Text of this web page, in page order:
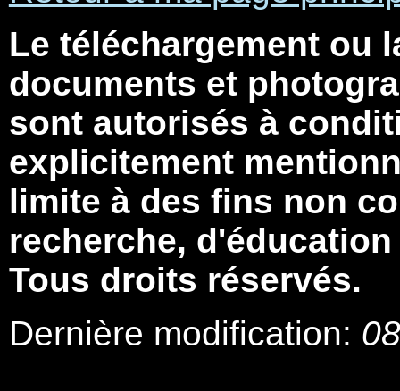
Le téléchargement ou
documents et
sont autorisés à
explicitement
limite à des fins non
recherche,
Tous droits réservés.
Dernière modification: